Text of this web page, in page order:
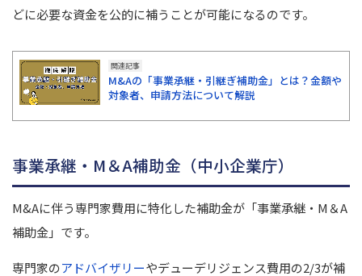
どに必要な資金を公的に補うことが可能になるのです。
関連記事
M&Aの「事業承継・引継ぎ補助金」とは？金額や
対象者、申請方法について解説
事業承継・M＆A補助金（中小企業庁）
M&Aに伴う専門家費用に特化した補助金が「事業承継・M＆A
補助金」です。
専門家のアドバイザリーやデューデリジェンス費用の2/3が補